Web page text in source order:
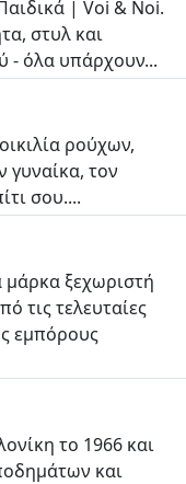
| Voi & Noi.
στυλ και
- όλα υπάρχουν...
ρούχων,
γυναίκα, τον
σου....
μάρκα ξεχωριστή
τις τελευταίες
εμπόρους
το 1966 και
και